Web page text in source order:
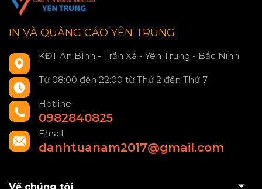
IN VÀ QUẢNG CÁO YÊN TRUNG
KĐT An Bình - Trần Xá - Yên Trung - Bắc Ninh
Từ 08:00 đến 22:00 từ Thứ 2 đến Thứ 7
Hotline
0982840825
Email
danhtuanam2017@gmail.com